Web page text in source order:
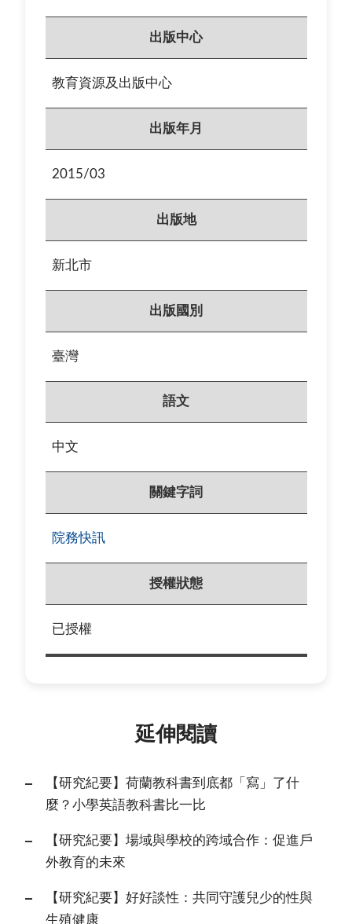
出版中心
教育資源及出版中心
出版年月
2015/03
出版地
新北市
出版國別
臺灣
語文
中文
關鍵字詞
院務快訊
授權狀態
已授權
延伸閱讀
【研究紀要】荷蘭教科書到底都「寫」了什
麼？小學英語教科書比一比
【研究紀要】場域與學校的跨域合作：促進戶
外教育的未來
【研究紀要】好好談性：共同守護兒少的性與
生殖健康